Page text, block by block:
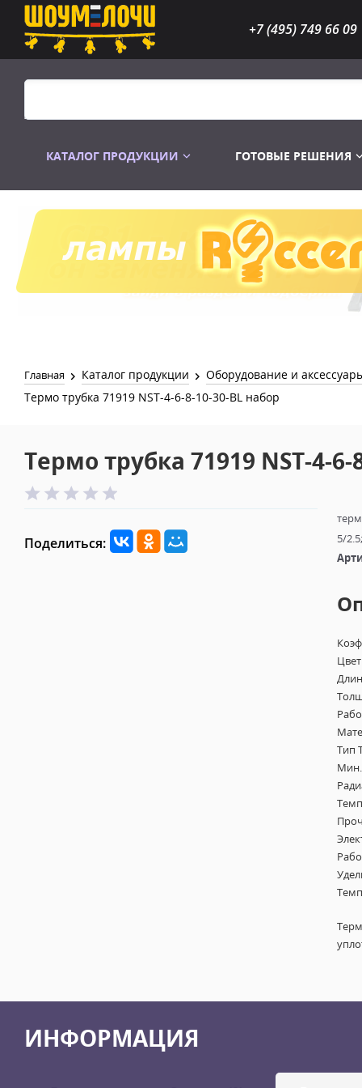
+7 (495) 749 66 09
КАТАЛОГ ПРОДУКЦИИ
Распродажа Лампы
ГОТОВЫЕ РЕШЕНИЯ
Главная Каталог продукции
Оборудование и
Термо трубка 71919 NST-4-6-8-10-30-BL набор
Термо трубка 71919 NST-4-
Поделиться:
5/
Тип
Мин.
ИНФОРМАЦИЯ